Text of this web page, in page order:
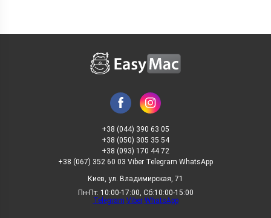
+38 (044) 390 63 05
+38 (050) 305 35 54
+38 (093) 170 44 72
+38 (067) 352 60 03 Viber Telegram WhatsApp
Киев, ул. Владимирская, 71
Пн-Пт: 10:00-17:00, Сб:10:00-15:00
Telegram Viber WhatsApp